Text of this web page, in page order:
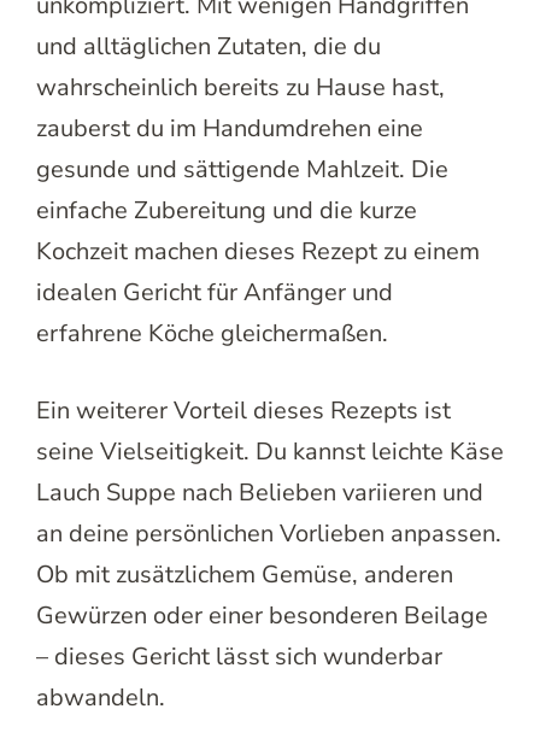
und alltäglichen Zutaten, die du
wahrscheinlich bereits zu Hause hast,
zauberst du im Handumdrehen eine
gesunde und sättigende Mahlzeit. Die
einfache Zubereitung und die kurze
Kochzeit machen dieses Rezept zu einem
idealen Gericht für Anfänger und
erfahrene Köche gleichermaßen.
Ein weiterer Vorteil dieses Rezepts ist
seine Vielseitigkeit. Du kannst leichte Käse
Lauch Suppe nach Belieben variieren und
an deine persönlichen Vorlieben anpassen.
Ob mit zusätzlichem Gemüse, anderen
Gewürzen oder einer besonderen Beilage
– dieses Gericht lässt sich wunderbar
abwandeln.